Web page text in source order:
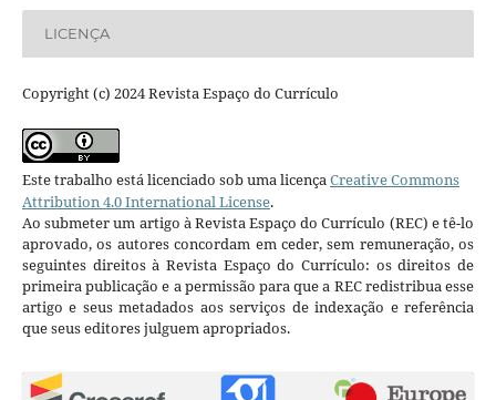
LICENÇA
Copyright (c) 2024 Revista Espaço do Currículo
Este trabalho está licenciado sob uma licençaCreative Commons
Attribution 4.0 International License.
Ao submeter um artigo à Revista Espaço do Currículo (REC) e tê-lo
aprovado, os autores concordam em ceder, sem remuneração, os
seguintes direitos à Revista Espaço do Currículo: os direitos de
primeira publicação e a permissão para que a REC redistribua esse
artigo e seus metadados aos serviços de indexação e referência
que seus editores julguem apropriados.